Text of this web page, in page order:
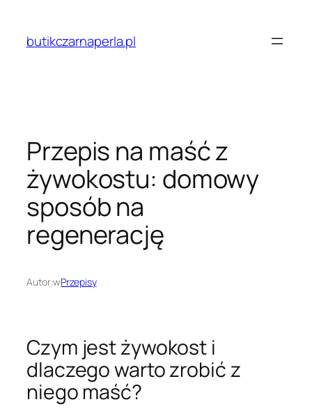
treścibutikczarnaperla.pl
Przepis na maść z
żywokostu: domowy
sposób na
regenerację
Autor:wPrzepisy
Czym jest żywokost i
dlaczego warto zrobić z
niego maść?